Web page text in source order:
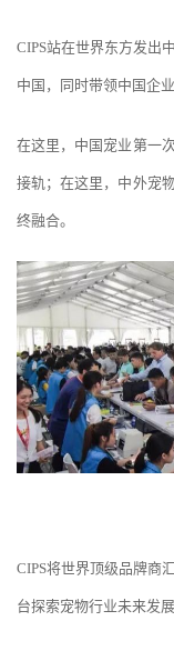
CIPS站在世界东方发出
中国，同时带领中国企
在这里，中国宠业第一
接轨；在这里，中外宠
终融合。
CIPS将世界顶级品牌商
台探索宠物行业未来发